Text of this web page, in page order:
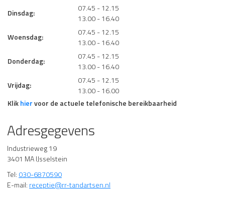
Dinsdag:
07.45 - 12.15
13.00 - 16.40
Woensdag:
07.45 - 12.15
13.00 - 16.40
Donderdag:
07.45 - 12.15
13.00 - 16.40
Vrijdag:
07.45 - 12.15
13.00 - 16.00
Klikhiervoor de actuele telefonische bereikbaarheid
Adresgegevens
Industrieweg 19
3401 MA IJsselstein
Tel: 030-6870590
E-mail: receptie@rr-tandartsen.nl